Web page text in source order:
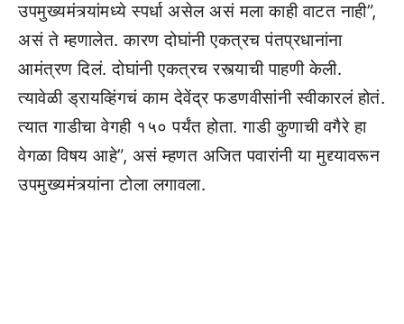
उपमुख्यमंत्र्यांमध्ये स्पर्धा असेल असं मला काही वाटत नाही”,
असं ते म्हणालेत. कारण दोघांनी एकत्रच पंतप्रधानांना
आमंत्रण दिलं. दोघांनी एकत्रच रस्त्याची पाहणी केली.
त्यावेळी ड्रायव्हिंगचं काम देवेंद्र फडणवीसांनी स्वीकारलं होतं.
त्यात गाडीचा वेगही १५० पर्यंत होता. गाडी कुणाची वगैरे हा
वेगळा विषय आहे”, असं म्हणत अजित पवारांनी या मुद्द्यावरून
उपमुख्यमंत्र्यांना टोला लगावला.